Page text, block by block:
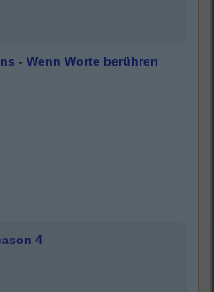
- Wenn Worte berühren
4